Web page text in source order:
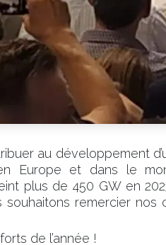
au développement
Europe et dans le
plus de 450 GW en
remercier nos
de l’année !